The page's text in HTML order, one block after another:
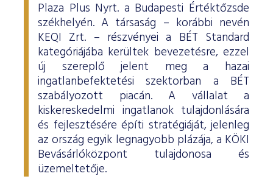
Plaza Plus Nyrt. a Budapesti Értéktőzsde
székhelyén. A társaság – korábbi nevén
KEQI Zrt. – részvényei a BÉT Standard
kategóriájába kerültek bevezetésre, ezzel
új szereplő jelent meg a hazai
ingatlanbefektetési szektorban a BÉT
szabályozott piacán. A vállalat a
kiskereskedelmi ingatlanok tulajdonlására
és fejlesztésére építi stratégiáját, jelenleg
az ország egyik legnagyobb plázája, a KÖKI
Bevásárlóközpont tulajdonosa és
üzemeltetője.